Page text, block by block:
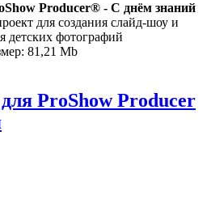
Producer® - С днём знаний
для создания слайд-шоу и
детских фотографий
81,21 Mb
ProShow Producer